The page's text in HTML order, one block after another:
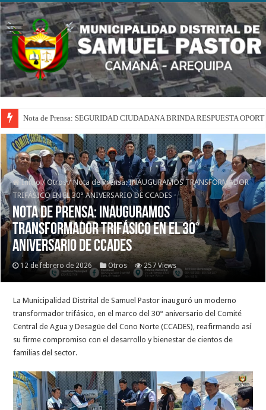
Nota de Prensa: SEGURIDAD CIUDADANA BRINDA RESPUESTA
Inicio / Otros / Nota de Prensa: INAUGURAMOS TRANSFORMADOR
TRIFÁSICO EN EL 30° ANIVERSARIO DE CCADES
Nota de Prensa: INAUGURAMOS
TRANSFORMADOR TRIFÁSICO EN EL 30°
ANIVERSARIO DE CCADES
12 de febrero de 2026 Otros 257 Views
La Municipalidad Distrital de Samuel Pastor inauguró un moderno
transformador trifásico, en el marco del 30° aniversario del Comité
Central de Agua y Desagüe del Cono Norte (CCADES), reafirmando así
su firme compromiso con el desarrollo y bienestar de cientos de
familias del sector.